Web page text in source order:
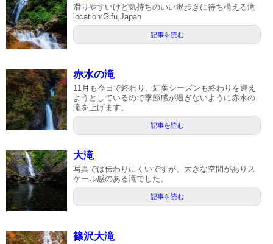
滑りやすいけど気持ちのいい沢歩きに待ち構える滝
location:Gifu,Japan
記事を読む
赤水の滝
11月も今日で終わり、紅葉シーズンも終わりを迎え
ようとしているので季節感が過ぎないように赤水の
滝を上げます。
記事を読む
大滝
写真では伝わりにくいですが、大きな空間がありス
ケール感のある滝でした。
記事を読む
篠沢大滝